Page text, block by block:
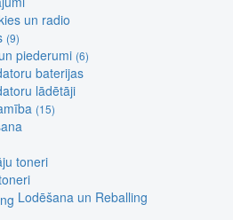
un radio
(9)
piederumi (6)
baterijas
lādētāji
(15)
toneri
Lodēšana un Reballing